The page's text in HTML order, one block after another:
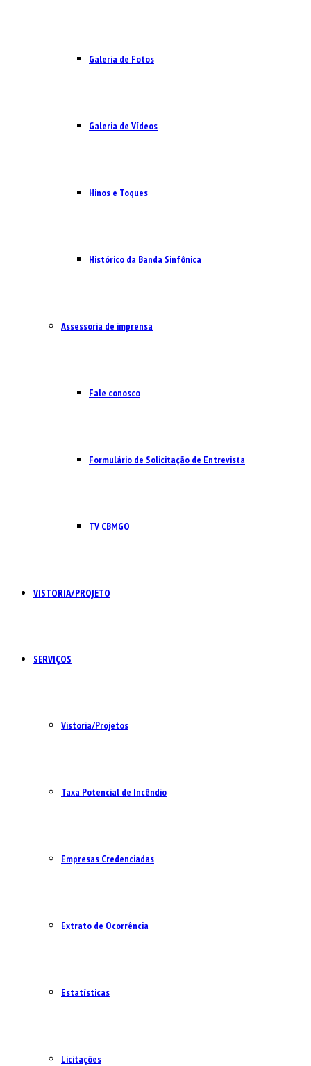
Galeria de Fotos
Galeria de Vídeos
Hinos e Toques
Histórico da Banda Sinfônica
Assessoria de imprensa
Fale conosco
Formulário de Solicitação de Entrevista
TV CBMGO
VISTORIA/PROJETO
SERVIÇOS
Vistoria/Projetos
Taxa Potencial de Incêndio
Empresas Credenciadas
Extrato de Ocorrência
Estatísticas
Licitações